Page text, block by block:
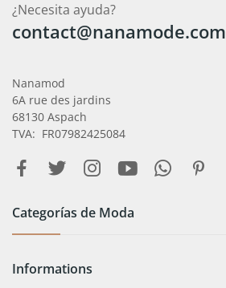
¿Necesita ayuda?
contact@nanamode.com
Nanamod
6A rue des jardins
68130 Aspach
TVA: FR07982425084
Categorías de Moda
Informations